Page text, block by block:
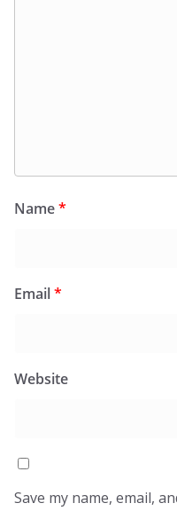
Name*
Email*
Website
Save my name, email,